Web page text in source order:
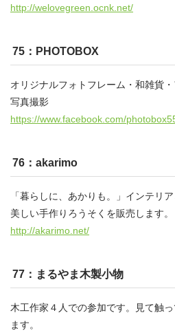
http://welovegreen.ocnk.net/
75：PHOTOBOX
オリジナルフォトフレーム・和雑貨
写真撮影
https://www.facebook.com/
76：akarimo
「暮らしに、あかりも。」インテリ
美しい手作りろうそくを販売します。
http://akarimo.net/
77：まるやま木製小物
木工作家４人での参加です。見て触
ます。